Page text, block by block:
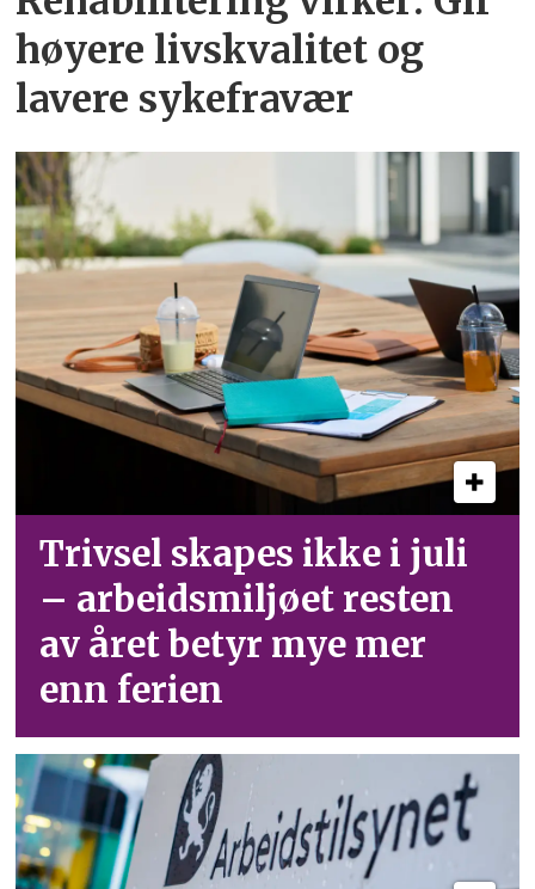
høyere livskvalitet og
lavere sykefravær
Trivsel skapes ikke i juli
– arbeid­smiljøet resten
av året betyr mye mer
enn ferien